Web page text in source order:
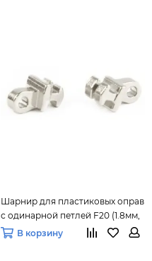
Шарнир для пластиковых оправ
с одинарной петлей F20 (1.8мм,
20 шт.)В корзину